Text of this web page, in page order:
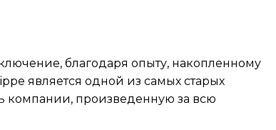
благодаря опыту, накопленному
является одной из самых старых
компании, произведенную за всю